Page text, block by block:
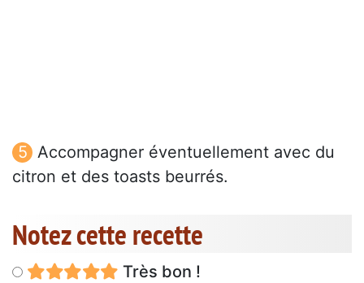
Accompagner éventuellement avec du
citron et des toasts beurrés.
Notez cette recette
Très bon !